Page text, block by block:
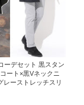
ーデセット 黒スタン
ート×黒Vネックニ
レーストレッチスリ